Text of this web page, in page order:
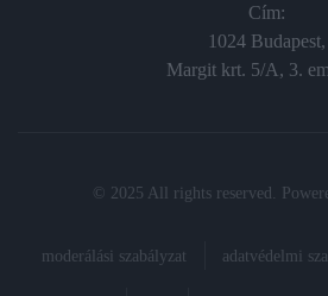
Cím:
1024 Budapest,
Margit krt. 5/A, 3.
© 2025 All rights reserved.
moderálási szabályzat adatvédelmi